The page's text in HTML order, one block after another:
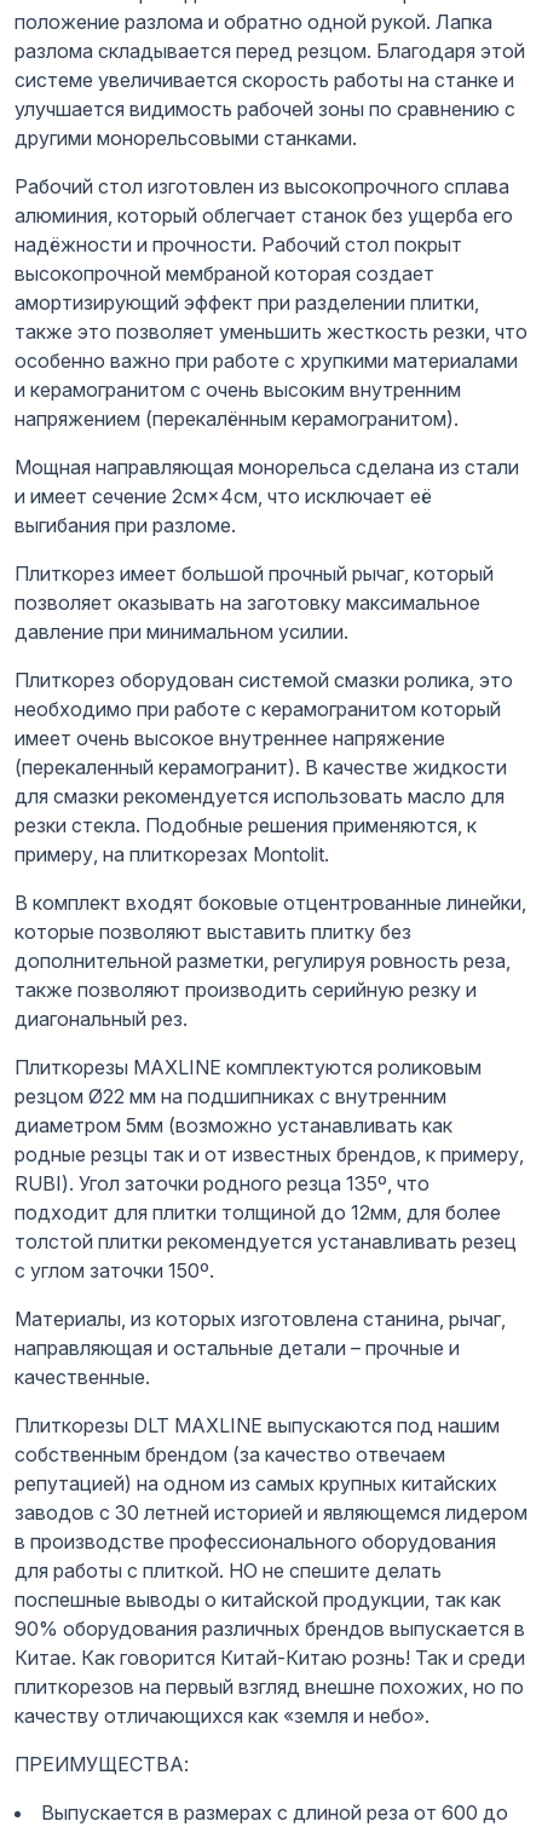
положение разлома и обратно одной рукой. Лапка
разлома складывается перед резцом. Благодаря этой
системе увеличивается скорость работы на станке и
улучшается видимость рабочей зоны по сравнению с
другими монорельсовыми станками.
Рабочий стол изготовлен из высокопрочного сплава
алюминия, который облегчает станок без ущерба его
надёжности и прочности. Рабочий стол покрыт
высокопрочной мембраной которая создает
амортизирующий эффект при разделении плитки,
также это позволяет уменьшить жесткость резки, что
особенно важно при работе с хрупкими материалами
и керамогранитом с очень высоким внутренним
напряжением (перекалённым керамогранитом).
Мощная направляющая монорельса сделана из стали
и имеет сечение 2см×4см, что исключает её
выгибания при разломе.
Плиткорез имеет большой прочный рычаг, который
позволяет оказывать на заготовку максимальное
давление при минимальном усилии.
Плиткорез оборудован системой смазки ролика, это
необходимо при работе с керамогранитом который
имеет очень высокое внутреннее напряжение
(перекаленный керамогранит). В качестве жидкости
для смазки рекомендуется использовать масло для
резки стекла. Подобные решения применяются, к
примеру, на плиткорезах Montolit.
В комплект входят боковые отцентрованные линейки,
которые позволяют выставить плитку без
дополнительной разметки, регулируя ровность реза,
также позволяют производить серийную резку и
диагональный рез.
Плиткорезы MAXLINE комплектуются роликовым
резцом Ø22 мм на подшипниках с внутренним
диаметром 5мм (возможно устанавливать как
родные резцы так и от известных брендов, к примеру,
RUBI). Угол заточки родного резца 135º, что
подходит для плитки толщиной до 12мм, для более
толстой плитки рекомендуется устанавливать резец
с углом заточки 150º.
Материалы, из которых изготовлена станина, рычаг,
направляющая и остальные детали – прочные и
качественные.
Плиткорезы DLT MAXLINE выпускаются под нашим
собственным брендом (за качество отвечаем
репутацией) на одном из самых крупных китайских
заводов с 30 летней историей и являющемся лидером
в производстве профессионального оборудования
для работы с плиткой. НО не спешите делать
поспешные выводы о китайской продукции, так как
90% оборудования различных брендов выпускается в
Китае. Как говорится Китай-Китаю рознь! Так и среди
плиткорезов на первый взгляд внешне похожих, но по
качеству отличающихся как «земля и небо».
ПРЕИМУЩЕСТВА:
Выпускается в размерах с длиной реза от 600 до